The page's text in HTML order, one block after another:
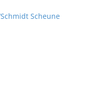
Scheune